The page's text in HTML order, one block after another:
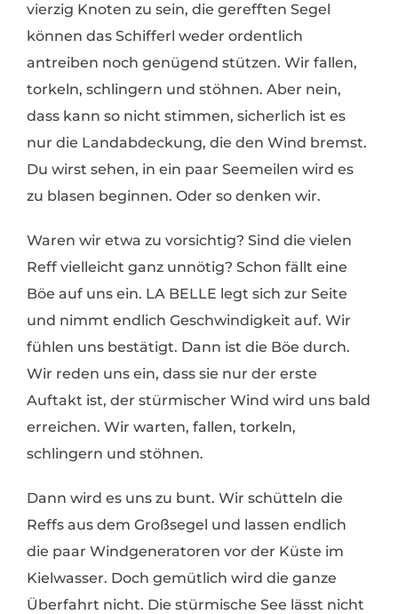
vierzig Knoten zu sein, die gerefften Segel
können das Schifferl weder ordentlich
antreiben noch genügend stützen. Wir fallen,
torkeln, schlingern und stöhnen. Aber nein,
dass kann so nicht stimmen, sicherlich ist es
nur die Landabdeckung, die den Wind bremst.
Du wirst sehen, in ein paar Seemeilen wird es
zu blasen beginnen. Oder so denken wir.
Waren wir etwa zu vorsichtig? Sind die vielen
Reff vielleicht ganz unnötig? Schon fällt eine
Böe auf uns ein. LA BELLE legt sich zur Seite
und nimmt endlich Geschwindigkeit auf. Wir
fühlen uns bestätigt. Dann ist die Böe durch.
Wir reden uns ein, dass sie nur der erste
Auftakt ist, der stürmischer Wind wird uns bald
erreichen. Wir warten, fallen, torkeln,
schlingern und stöhnen.
Dann wird es uns zu bunt. Wir schütteln die
Reffs aus dem Großsegel und lassen endlich
die paar Windgeneratoren vor der Küste im
Kielwasser. Doch gemütlich wird die ganze
Überfahrt nicht. Die stürmische See lässt nicht